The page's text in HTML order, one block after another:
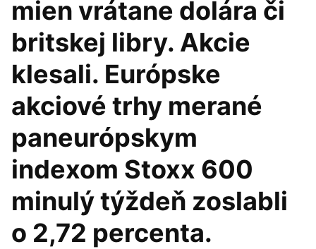
mien vrátane dolára či
britskej libry. Akcie
klesali. Európske
akciové trhy merané
paneurópskym
indexom Stoxx 600
minulý týždeň zoslabli
o 2,72 percenta.